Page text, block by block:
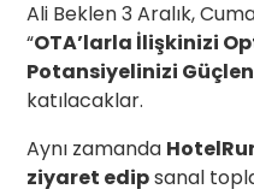
Ali Beklen 3 Aralık,
“OTA’larla İlişkinizi
Potansiyelinizi
katılacaklar.
Aynı zamanda
ziyaret edipsanal